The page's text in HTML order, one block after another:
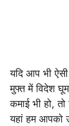
यदि आप भी
मुफ्त में विदेश
कमाई भी हो,
यहां हम आपको